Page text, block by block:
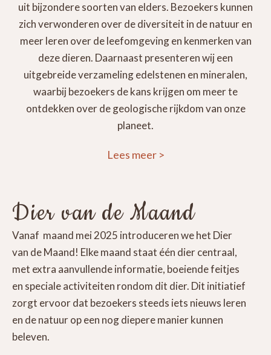
uit bijzondere soorten van elders. Bezoekers kunnen
zich verwonderen over de diversiteit in de natuur en
meer leren over de leefomgeving en kenmerken van
deze dieren. Daarnaast presenteren wij een
uitgebreide verzameling edelstenen en mineralen,
waarbij bezoekers de kans krijgen om meer te
ontdekken over de geologische rijkdom van onze
planeet.
Lees meer >
Dier van de Maand
Vanaf maand mei 2025 introduceren we het Dier
van de Maand! Elke maand staat één dier centraal,
met extra aanvullende informatie, boeiende feitjes
en speciale activiteiten rondom dit dier. Dit initiatief
zorgt ervoor dat bezoekers steeds iets nieuws leren
en de natuur op een nog diepere manier kunnen
beleven.